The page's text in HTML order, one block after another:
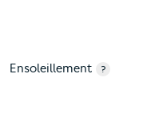
Ensoleillement ?